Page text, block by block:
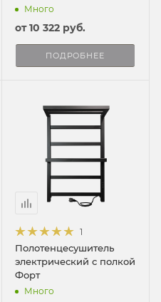
90/8Много
от10 322 руб.
ПОДРОБНЕЕ
1
Полотенцесушитель
электрический с полкой
Форт
Много